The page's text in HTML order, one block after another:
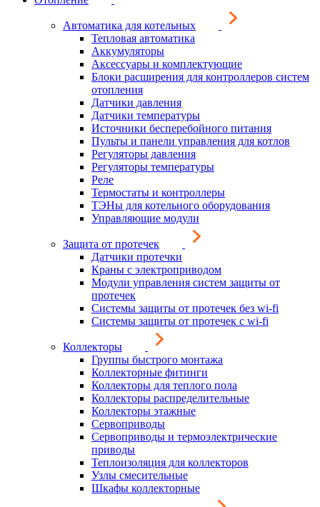
Автоматика для котельных
Тепловая автоматика
Аккумуляторы
Аксессуары и комплектующие
Блоки расширения для контроллеров систем
отопления
Датчики давления
Датчики температуры
Источники бесперебойного питания
Пульты и панели управления для котлов
Регуляторы давления
Регуляторы температуры
Реле
Термостаты и контроллеры
ТЭНы для котельного оборудования
Управляющие модули
Защита от протечек
Датчики протечки
Краны с электроприводом
Модули управления систем защиты от
протечек
Системы защиты от протечек без wi-fi
Системы защиты от протечек с wi-fi
Коллекторы
Группы быстрого монтажа
Коллекторные фитинги
Коллекторы для теплого пола
Коллекторы распределительные
Коллекторы этажные
Сервоприводы
Сервоприводы и термоэлектрические
приводы
Теплоизоляция для коллекторов
Узлы смесительные
Шкафы коллекторные